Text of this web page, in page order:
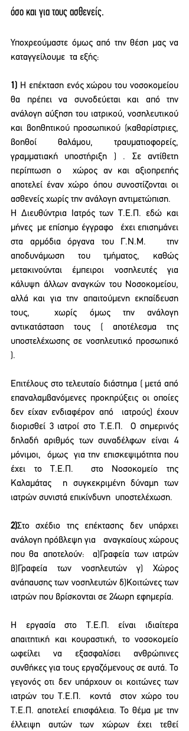
όσο και για τους ασθενείς.
Υποχρεούμαστε όμως από την θέση μας να
καταγγείλουμε  τα εξής:
1) H επέκταση ενός χώρου του νοσοκομείου
θα πρέπει να συνοδεύεται και από την
ανάλογη αύξηση του ιατρικού, νοσηλευτικού
και βοηθητικού προσωπικού (καθαρίστριες,
βοηθοί θαλάμου, τραυματιοφορείς,
γραμματιακή υποστήριξη ) . Σε αντίθετη
περίπτωση ο  χώρος αν και αξιοπρεπής
αποτελεί έναν χώρο όπου συνοστίζονται οι
ασθενείς χωρίς την ανάλογη αντιμετώπιση.
Η Διευθύντρια Ιατρός των Τ.Ε.Π. εδώ και
μήνες  με επίσημο έγγραφο   έχει επισημάνει
στα αρμόδια όργανα του Γ.Ν.Μ.   την
αποδυνάμωση του τμήματος, καθώς
μετακινούνται έμπειροι νοσηλευτές για
κάλυψη άλλων αναγκών του Νοσοκομείου,
αλλά και για την απαιτούμενη εκπαίδευση
τους,  χωρίς όμως την ανάλογη
αντικατάσταση τους ( αποτέλεσμα της
υποστελέχωσης σε νοσηλευτικό προσωπικό
).
Επιτέλους στο τελευταίο διάστημα ( μετά από
επαναλαμβανόμενες προκηρύξεις οι οποίες
δεν είχαν ενδιαφέρον από  ιατρούς) έχουν
διορισθεί 3 ιατροί στο Τ.Ε.Π.  Ο σημερινός
δηλαδή αριθμός των συναδέλφων είναι 4
μόνιμοι,  όμως  για την επισκεψιμότητα που
έχει το Τ.Ε.Π.  στο Νοσοκομείο της
Καλαμάτας  η συγκεκριμένη δύναμη των
ιατρών συνιστά επικίνδυνη  υποστελέχωση.
2)Στο σχέδιο της επέκτασης δεν υπάρχει
ανάλογη πρόβλεψη για   αναγκαίους χώρους
που θα αποτελούν:  α)Γραφεία των ιατρών
β)Γραφεία των νοσηλευτών γ) Χώρος
ανάπαυσης των νοσηλευτών δ)Κοιτώνες των
ιατρών που βρίσκονται σε 24ωρη εφημερία.
Η εργασία στο Τ.Ε.Π. είναι ιδιαίτερα
απαιτητική και κουραστική, το νοσοκομείο
ωφείλει να εξασφαλίσει ανθρώπινες
συνθήκες για τους εργαζόμενους σε αυτά. Το
γεγονός οτι δεν υπάρχουν οι κοιτώνες των
ιατρών του Τ.Ε.Π.  κοντά  στον χώρο του
Τ.Ε.Π. αποτελεί επισφάλεια. Το θέμα με την
έλλειψη αυτών των χώρων έχει τεθεί